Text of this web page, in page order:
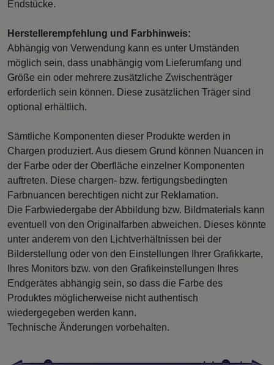
Endstücke.
Herstellerempfehlung und Farbhinweis:
Abhängig von Verwendung kann es unter Umständen
möglich sein, dass unabhängig vom Lieferumfang und
Größe ein oder mehrere zusätzliche Zwischenträger
erforderlich sein können. Diese zusätzlichen Träger sind
optional erhältlich.
Sämtliche Komponenten dieser Produkte werden in
Chargen produziert. Aus diesem Grund können Nuancen in
der Farbe oder der Oberfläche einzelner Komponenten
auftreten. Diese chargen- bzw. fertigungsbedingten
Farbnuancen berechtigen nicht zur Reklamation.
Die Farbwiedergabe der Abbildung bzw. Bildmaterials kann
eventuell von den Originalfarben abweichen. Dieses könnte
unter anderem von den Lichtverhältnissen bei der
Bilderstellung oder von den Einstellungen Ihrer Grafikkarte,
Ihres Monitors bzw. von den Grafikeinstellungen Ihres
Endgerätes abhängig sein, so dass die Farbe des
Produktes möglicherweise nicht authentisch
wiedergegeben werden kann.
Technische Änderungen vorbehalten.